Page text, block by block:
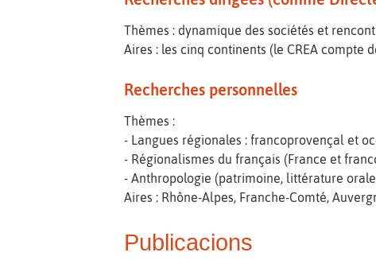
Thèmes : dynamique des sociétés et
Aires : les cinq continents (le CREA compte
Recherches personnelles
Thèmes :
- Langues régionales : francoprovençal et
- Régionalismes du français (France et
- Anthropologie (patrimoine, littérature
Aires : Rhône-Alpes, Franche-Comté,
Publicacions